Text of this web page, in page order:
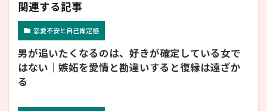
関連する記事
恋愛不安と自己肯定感
男が追いたくなるのは、好きが確定している女で
はない｜嫉妬を愛情と勘違いすると復縁は遠ざか
る